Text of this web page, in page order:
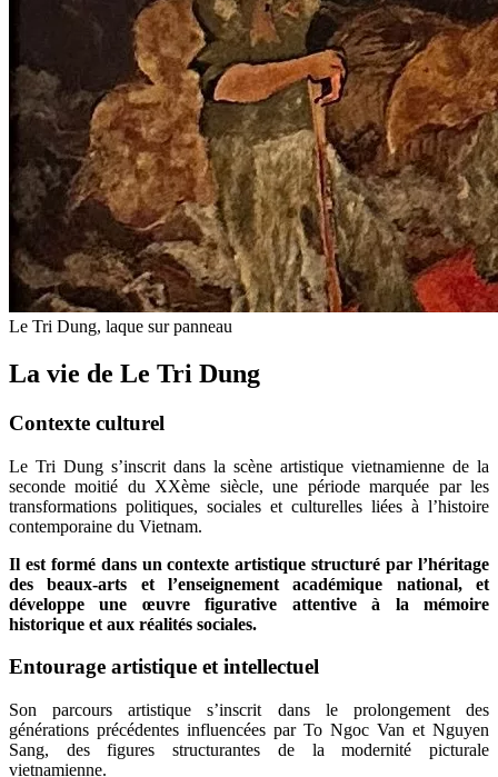
Le Tri Dung, laque sur panneau
La vie de Le Tri Dung
Contexte culturel
Le Tri Dung s’inscrit dans la scène artistique vietnamienne de la
seconde moitié du XXème siècle, une période marquée par les
transformations politiques, sociales et culturelles liées à l’histoire
contemporaine du Vietnam.
Il est formé dans un contexte artistique structuré par l’héritage
des beaux-arts et l’enseignement académique national, et
développe une œuvre figurative attentive à la mémoire
historique et aux réalités sociales.
Entourage artistique et intellectuel
Son parcours artistique s’inscrit dans le prolongement des
générations précédentes influencées par To Ngoc Van et Nguyen
Sang, des figures structurantes de la modernité picturale
vietnamienne.